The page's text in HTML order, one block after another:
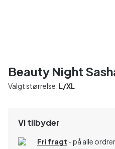
Beauty Night
Valgt størrelse: L/XL
Vi tilbyder
Fri fragt - på alle